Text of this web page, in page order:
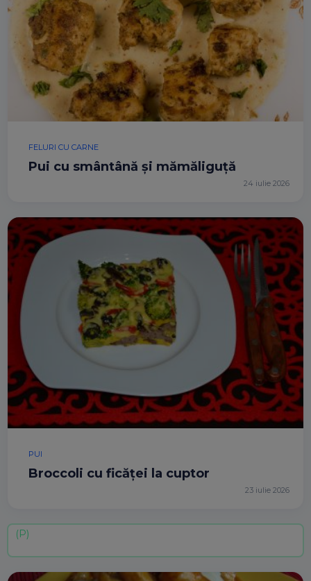
FELURI CU CARNE
Pui cu smântână și mămăliguță
24 iulie 2026
PUI
Broccoli cu ficăței la cuptor
23 iulie 2026